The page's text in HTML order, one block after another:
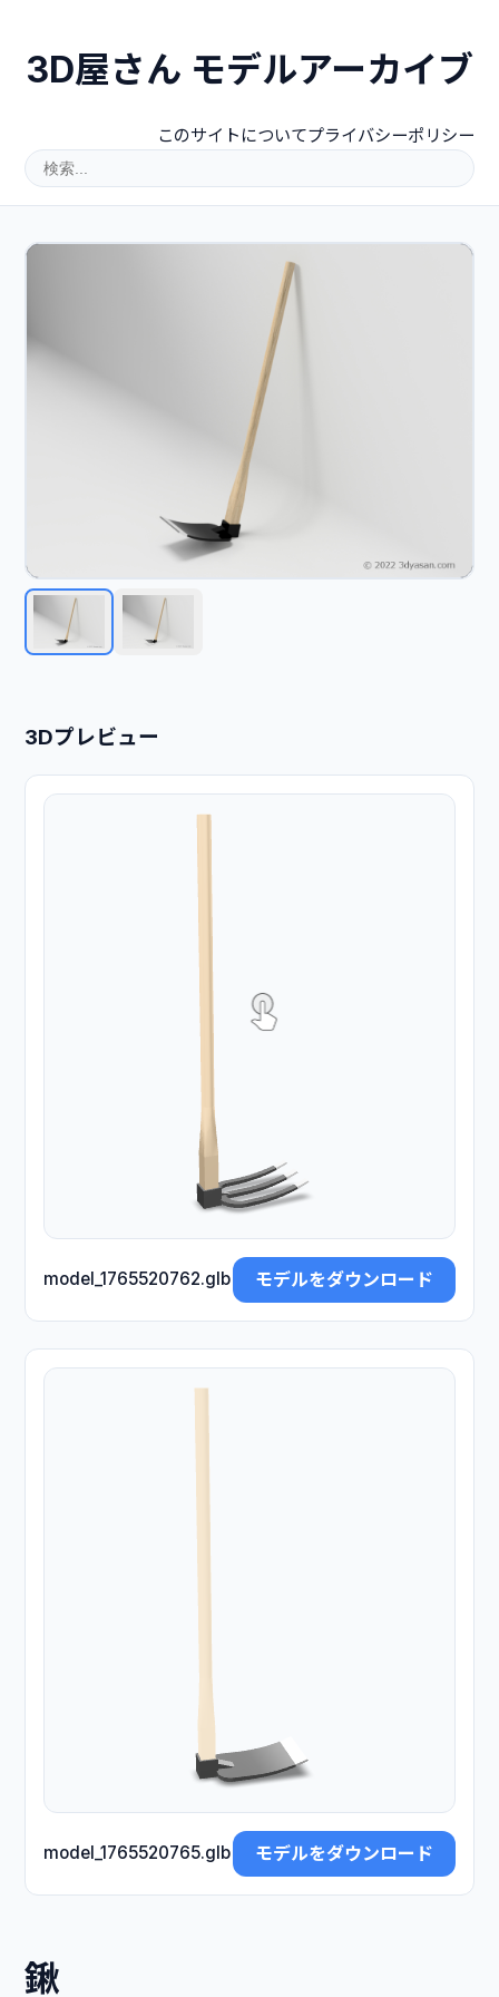
3D屋さん モデルアーカイブ
このサイトについてプライバシーポリシー
3Dプレビュー
model_1765520762.glb モデルをダウンロード
model_1765520765.glb モデルをダウンロード
鍬